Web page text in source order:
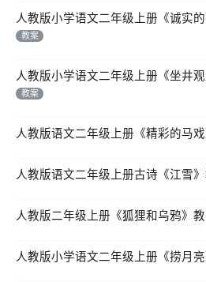
人教版小学语文二年级上册《诚实
教案
人教版小学语文二年级上册《坐井
教案
人教版语文二年级上册《精彩的马
人教版语文二年级上册古诗《江雪
人教版二年级上册《狐狸和乌鸦》
人教版小学语文二年级上册《捞月